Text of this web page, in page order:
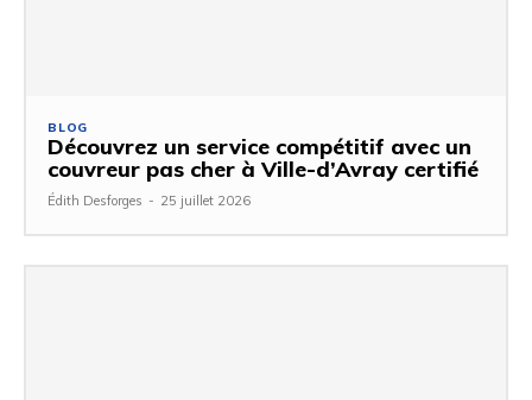
BLOG
Découvrez un service compétitif avec un
couvreur pas cher à Ville-d’Avray certifié
Édith Desforges - 25 juillet 2026